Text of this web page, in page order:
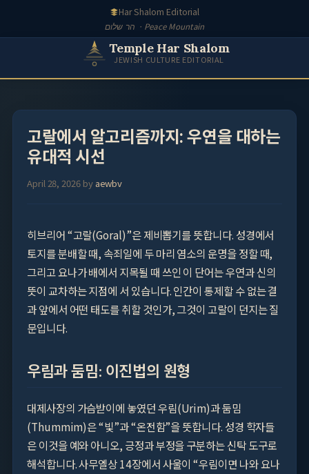
Har Shalom Editorial
הר שלום · Peace Mountain
Temple Har Shalom
JEWISH CULTURE EDITORIAL
고랄에서 알고리즘까지: 우연을 대하는
유대적 시선
April 28, 2026 by aewbv
히브리어 “고랄(Goral)”은 제비뽑기를 뜻합니다. 성경에서
토지를 분배할 때, 속죄일에 두 마리 염소의 운명을 정할 때,
그리고 요나가 배에서 지목될 때 쓰인 이 단어는 우연과 신의
뜻이 교차하는 지점에 서 있습니다. 인간이 통제할 수 없는 결
과 앞에서 어떤 태도를 취할 것인가, 그것이 고랄이 던지는 질
문입니다.
우림과 둠밈: 이진법의 원형
대제사장의 가슴받이에 놓였던 우림(Urim)과 둠밈
(Thummim)은 “빛”과 “온전함”을 뜻합니다. 성경 학자들
은 이것을 예와 아니오, 긍정과 부정을 구분하는 신탁 도구로
해석합니다. 사무엘상 14장에서 사울이 “우림이면 나와 요나